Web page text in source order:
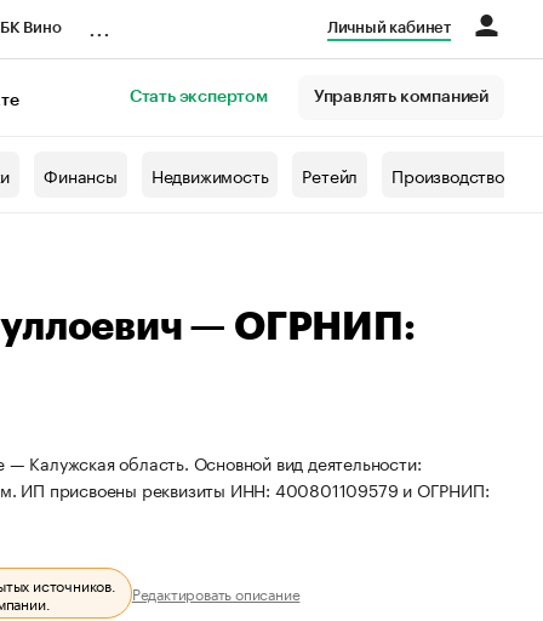
Вино Личный кабинет
Стать экспертом Управлять компанией
Финансы Недвижимость Ретейл Производство
— ОГРНИП:
Калужская область. Основной вид деятельности:
ИП присвоены реквизиты ИНН: 400801109579 и ОГРНИП:
источников.
Редактировать описание